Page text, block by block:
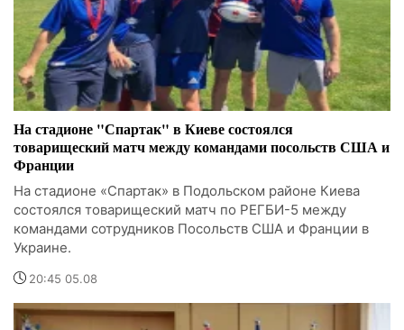
На стадионе "Спартак" в Киеве состоялся
товарищеский матч между командами посольств США и
Франции
На стадионе «Спартак» в Подольском районе Киева
состоялся товарищеский матч по РЕГБИ-5 между
командами сотрудников Посольств США и Франции в
Украине.
20:45 05.08